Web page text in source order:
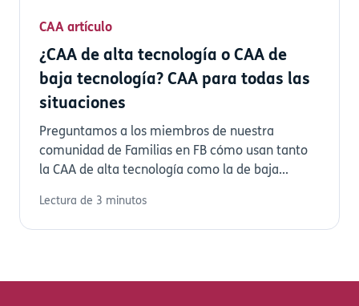
CAA artículo
¿CAA de alta tecnología o CAA de
baja tecnología? CAA para todas las
situaciones
Preguntamos a los miembros de nuestra
comunidad de Familias en FB cómo usan tanto
la CAA de alta tecnología como la de baja...
Lectura de 3 minutos